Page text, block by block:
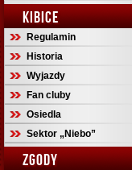
KIBICE
Regulamin
Historia
Wyjazdy
Fan cluby
Osiedla
Sektor „Niebo”
ZGODY